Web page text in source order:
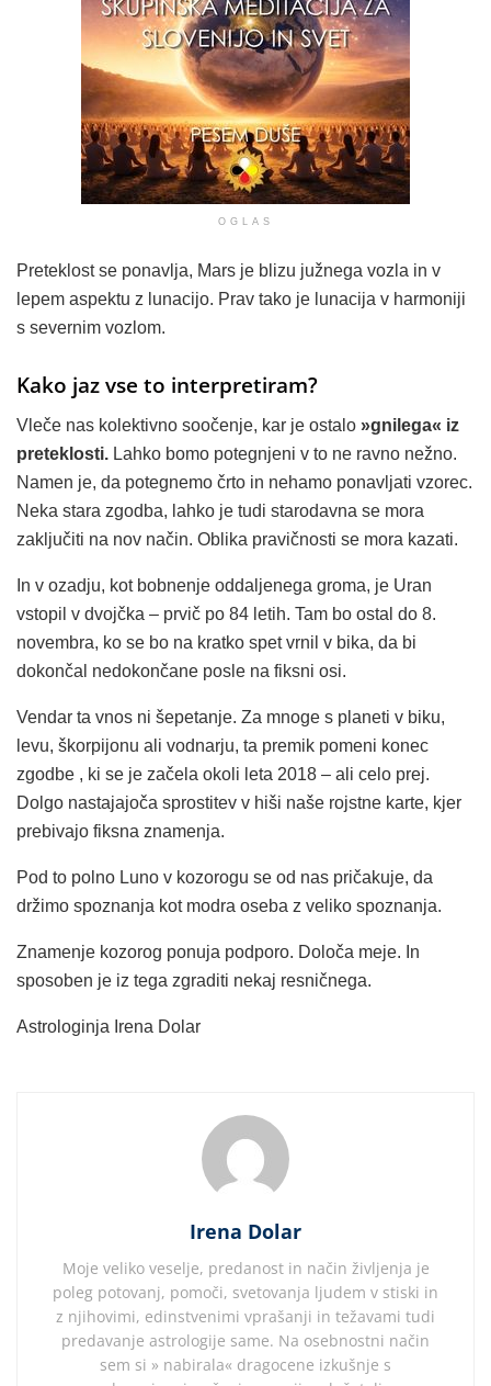
OGLAS
Preteklost se ponavlja, Mars je blizu južnega vozla in v
lepem aspektu z lunacijo. Prav tako je lunacija v harmoniji
s severnim vozlom.
Kako jaz vse to interpretiram?
Vleče nas kolektivno soočenje, kar je ostalo »gnilega« iz
preteklosti. Lahko bomo potegnjeni v to ne ravno nežno.
Namen je, da potegnemo črto in nehamo ponavljati vzorec.
Neka stara zgodba, lahko je tudi starodavna se mora
zaključiti na nov način. Oblika pravičnosti se mora kazati.
In v ozadju, kot bobnenje oddaljenega groma, je Uran
vstopil v dvojčka – prvič po 84 letih. Tam bo ostal do 8.
novembra, ko se bo na kratko spet vrnil v bika, da bi
dokončal nedokončane posle na fiksni osi.
Vendar ta vnos ni šepetanje. Za mnoge s planeti v biku,
levu, škorpijonu ali vodnarju, ta premik pomeni konec
zgodbe , ki se je začela okoli leta 2018 – ali celo prej.
Dolgo nastajajoča sprostitev v hiši naše rojstne karte, kjer
prebivajo fiksna znamenja.
Pod to polno Luno v kozorogu se od nas pričakuje, da
držimo spoznanja kot modra oseba z veliko spoznanja.
Znamenje kozorog ponuja podporo. Določa meje. In
sposoben je iz tega zgraditi nekaj resničnega.
Astrologinja Irena Dolar
Irena Dolar
Moje veliko veselje, predanost in način življenja je
poleg potovanj, pomoči, svetovanja ljudem v stiski in
z njihovimi, edinstvenimi vprašanji in težavami tudi
predavanje astrologije same. Na osebnostni način
sem si » nabirala« dragocene izkušnje s